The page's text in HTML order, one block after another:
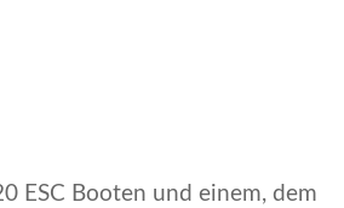
ESC Booten und einem, dem